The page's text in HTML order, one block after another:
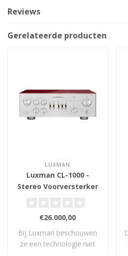
Reviews
Gerelateerde producten
LUXMAN
Luxman CL-1000 -
Stereo Voorversterker
€26.000,00
Bij Luxman beschouwen
ze een technologie niet